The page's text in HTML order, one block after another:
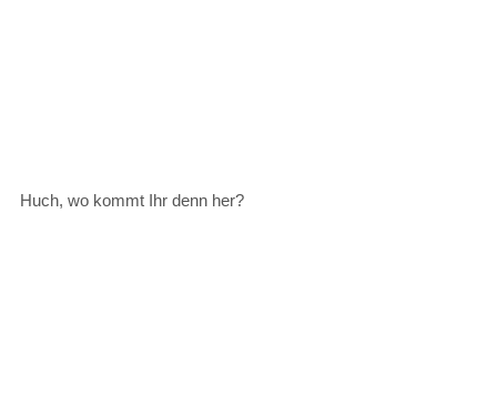
Huch, wo kommt Ihr denn her?